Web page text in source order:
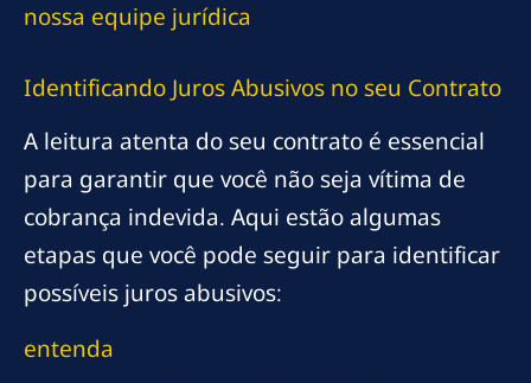
nossa equipe jurídica
Identificando Juros Abusivos no seu Contrato
A leitura atenta do seu contrato é essencial
para garantir que você não seja vítima de
cobrança indevida. Aqui estão algumas
etapas que você pode seguir para identificar
possíveis juros abusivos:
entenda